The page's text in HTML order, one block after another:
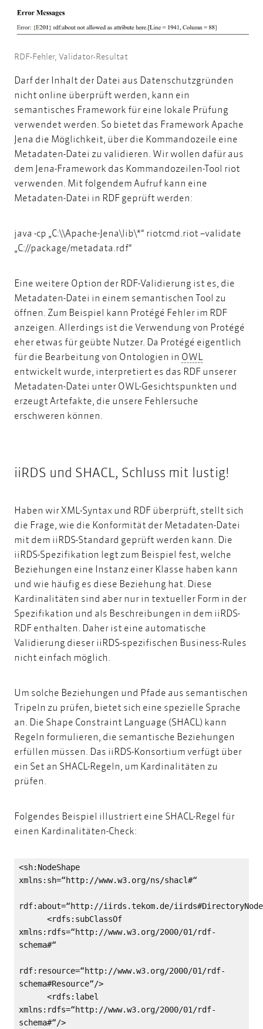
RDF-Fehler, Validator-Resultat
Darf der Inhalt der Datei aus Datenschutzgründen
nicht online überprüft werden, kann ein
semantisches Framework für eine lokale Prüfung
verwendet werden. So bietet das Framework Apache
Jena die Möglichkeit, über die Kommandozeile eine
Metadaten-Datei zu validieren. Wir wollen dafür aus
dem Jena-Framework das Kommandozeilen-Tool riot
verwenden. Mit folgendem Aufruf kann eine
Metadaten-Datei in RDF geprüft werden:
java -cp „C:\\Apache-Jena\lib\*“ riotcmd.riot –validate
„C://package/metadata.rdf“
Eine weitere Option der RDF-Validierung ist es, die
Metadaten-Datei in einem semantischen Tool zu
öffnen. Zum Beispiel kann Protégé Fehler im RDF
anzeigen. Allerdings ist die Verwendung von Protégé
eher etwas für geübte Nutzer. Da Protégé eigentlich
für die Bearbeitung von Ontologien in OWL
entwickelt wurde, interpretiert es das RDF unserer
Metadaten-Datei unter OWL-Gesichtspunkten und
erzeugt Artefakte, die unsere Fehlersuche
erschweren können.
iiRDS und SHACL, Schluss mit lustig!
Haben wir XML-Syntax und RDF überprüft, stellt sich
die Frage, wie die Konformität der Metadaten-Datei
mit dem iiRDS-Standard geprüft werden kann. Die
iiRDS-Spezifikation legt zum Beispiel fest, welche
Beziehungen eine Instanz einer Klasse haben kann
und wie häufig es diese Beziehung hat. Diese
Kardinalitäten sind aber nur in textueller Form in der
Spezifikation und als Beschreibungen in dem iiRDS-
RDF enthalten. Daher ist eine automatische
Validierung dieser iiRDS-spezifischen Business-Rules
nicht einfach möglich.
Um solche Beziehungen und Pfade aus semantischen
Tripeln zu prüfen, bietet sich eine spezielle Sprache
an. Die Shape Constraint Language (SHACL) kann
Regeln formulieren, die semantische Beziehungen
erfüllen müssen. Das iiRDS-Konsortium verfügt über
ein Set an SHACL-Regeln, um Kardinalitäten zu
prüfen.
Folgendes Beispiel illustriert eine SHACL-Regel für
einen Kardinalitäten-Check:
<sh:NodeShape
xmlns:sh=“http://www.w3.org/ns/shacl#“
rdf:about=“http://iirds.tekom.de/
<rdfs:subClassOf
xmlns:rdfs=“http://www.w3.org/2000/01/rdf-
schema#“
rdf:resource=“http://www.w3.org/2000/01/rdf-
schema#Resource“/>
<rdfs:label
xmlns:rdfs=“http://www.w3.org/2000/01/rdf-
schema#“/>